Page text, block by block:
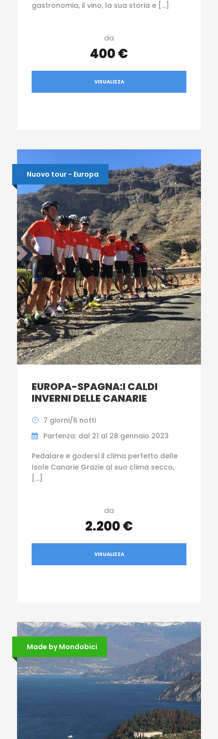
gastronomia, il vino, la sua storia e […]
da
400 €
VISUALIZZA
Nuovo tour - Europa
EUROPA-SPAGNA:I CALDI
INVERNI DELLE CANARIE
7 giorni/6 notti
Partenza: dal 21 al 28 gennaio 2023
Pedalare e godersi il clima perfetto delle
Isole Canarie Grazie al suo clima secco,
[…]
da
2.200 €
VISUALIZZA
Made by Mondobici